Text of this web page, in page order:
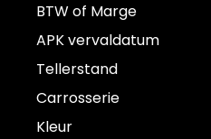
BTW of Marge
APK vervaldatum
Tellerstand
Carrosserie
Kleur